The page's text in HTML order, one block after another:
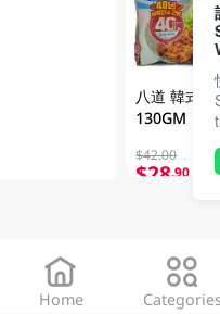
八道 韓式
130GM
$42.00
$28.90
Home Categories